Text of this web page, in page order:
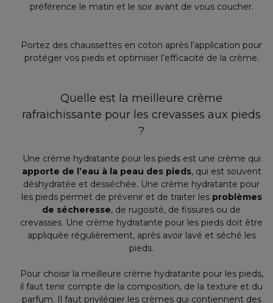
préférence le matin et le soir avant de vous coucher.
Portez des chaussettes en coton après l’application pour
protéger vos pieds et optimiser l’efficacité de la crème.
Quelle est la meilleure crème
rafraichissante pour les crevasses aux pieds
?
Une crème hydratante pour les pieds est une crème qui
apporte de l’eau à la peau des pieds, qui est souvent
déshydratée et desséchée. Une crème hydratante pour
les pieds permet de prévenir et de traiter les problèmes
de sécheresse, de rugosité, de fissures ou de
crevasses. Une crème hydratante pour les pieds doit être
appliquée régulièrement, après avoir lavé et séché les
pieds.
Pour choisir la meilleure crème hydratante pour les pieds,
il faut tenir compte de la composition, de la texture et du
parfum. Il faut privilégier les crèmes qui contiennent des